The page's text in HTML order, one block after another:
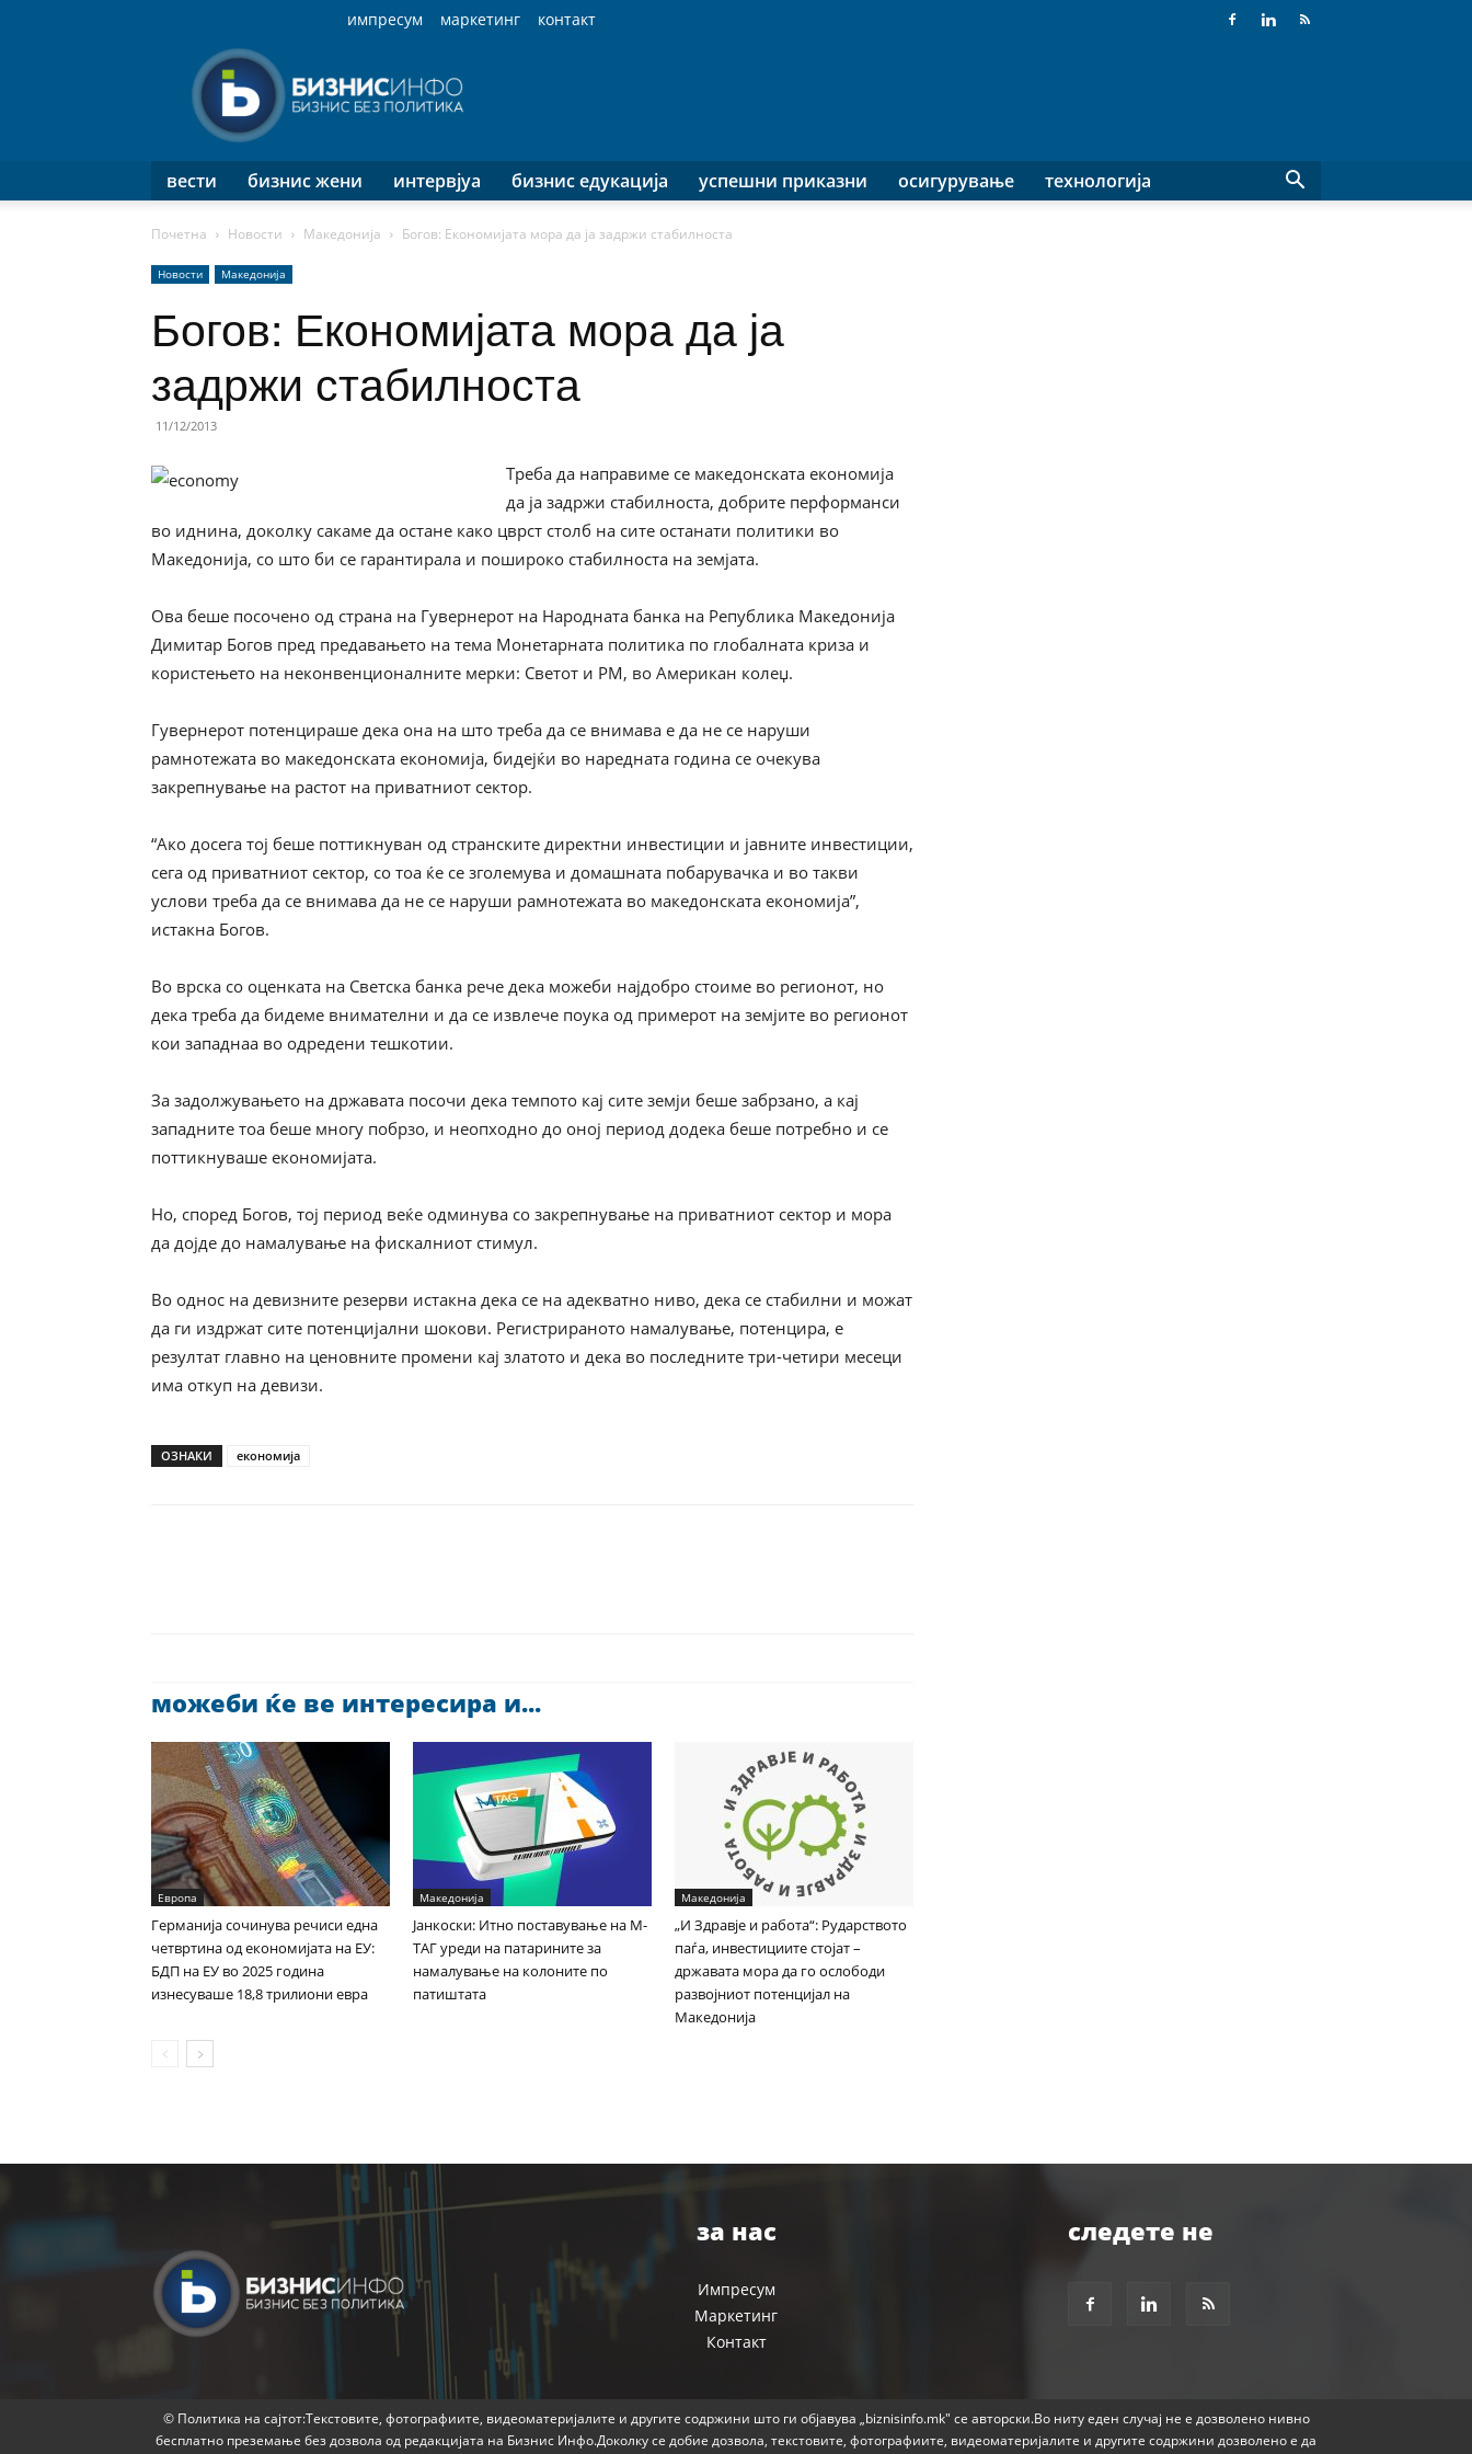
импресум маркетинг
контакт
Инфо
вести бизнис жени интервјуа бизнис едукација успешни приказни осигурување технологија
Почетна Новости Македонија Богов: Економијата мора да ја задржи стабилноста
Новости Македонија
Богов: Економијата мора да ја
задржи стабилноста
11/12/2013
Треба да направиме се македонската економија
да ја задржи стабилноста, добрите перформанси
во иднина, доколку сакаме да остане како цврст столб на сите останати политики во
Македонија, со што би се гарантирала и пошироко стабилноста на земјата.
Ова беше посочено од страна на Гувернерот на Народната банка на Република Македонија
Димитар Богов пред предавањето на тема Монетарната политика по глобалната криза и
користењето на неконвенционалните мерки: Светот и РМ, во Американ колеџ.
Гувернерот потенцираше дека она на што треба да се внимава е да не се наруши
рамнотежата во македонската економија, бидејќи во наредната година се очекува
закрепнување на растот на приватниот сектор.
“Ако досега тој беше поттикнуван од странските директни инвестиции и јавните инвестиции,
сега од приватниот сектор, со тоа ќе се зголемува и домашната побарувачка и во такви
услови треба да се внимава да не се наруши рамнотежата во македонската економија”,
истакна Богов.
Во врска со оценката на Светска банка рече дека можеби најдобро стоиме во регионот, но
дека треба да бидеме внимателни и да се извлече поука од примерот на земјите во регионот
кои западнаа во одредени тешкотии.
За задолжувањето на државата посочи дека темпото кај сите земји беше забрзано, а кај
западните тоа беше многу побрзо, и неопходно до оној период додека беше потребно и се
поттикнуваше економијата.
Но, според Богов, тој период веќе одминува со закрепнување на приватниот сектор и мора
да дојде до намалување на фискалниот стимул.
Во однос на девизните резерви истакна дека се на адекватно ниво, дека се стабилни и можат
да ги издржат сите потенцијални шокови. Регистрираното намалување, потенцира, е
резултат главно на ценовните промени кај златото и дека во последните три-четири месеци
има откуп на девизи.
ОЗНАКИ економија
можеби ќе ве интересира и...
Европа
Германија сочинува речиси една
четвртина од економијата на ЕУ:
БДП на ЕУ во 2025 година
изнесуваше 18,8 трилиони евра
Македонија
Јанкоски: Итно поставување на М-
ТАГ уреди на патарините за
намалување на колоните по
патиштата
Македонија
„И Здравје и работа“: Рударството
паѓа, инвестициите стојат –
државата мора да го ослободи
развојниот потенцијал на
Македонија
за нас
Импресум
Маркетинг
Контакт
следете не
© Политика на сајтот:Текстовите, фотографиите, видеоматеријалите и другите содржини што ги објавува „biznisinfo.mk" се авторски.Во ниту еден случај не е дозволено нивно
бесплатно преземање без дозвола од редакцијата на Бизнис Инфо.Доколку се добие дозвола, текстовите, фотографиите, видеоматеријалите и другите содржини дозволено е да